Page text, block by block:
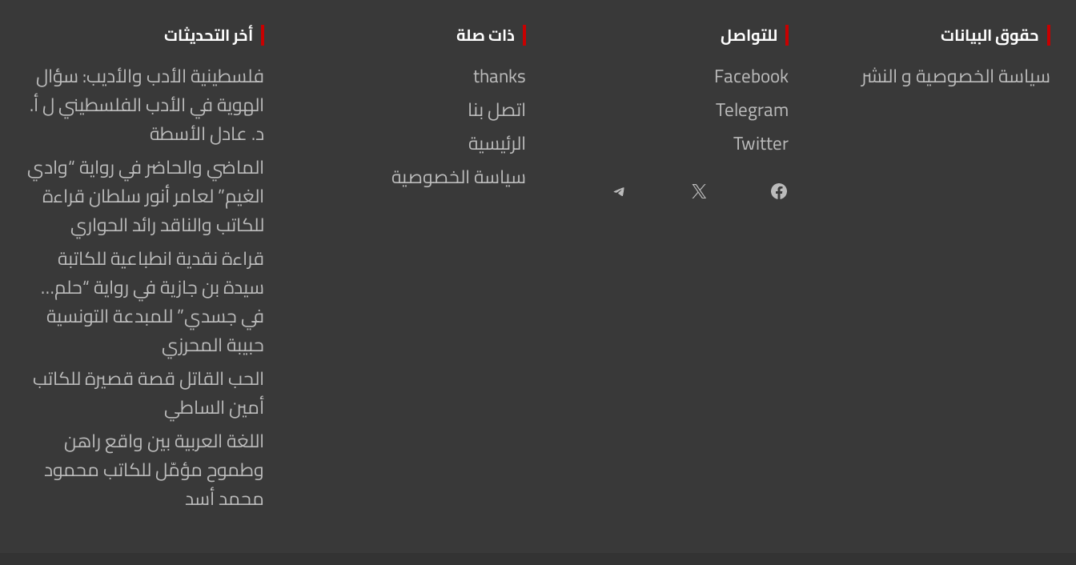
حقوق البيانات
سياسة الخصوصية و النشر
للتواصل
Facebook
Telegram
Twitter
Facebook
X
Telegram
ذات صلة
thanks
اتصل بنا
الرئيسية
سياسة الخصوصية
أخر التحديثات
فلسطينية الأدب والأديب: سؤال
الهوية في الأدب الفلسطيني ل أ.
د. عادل الأسطة
الماضي والحاضر في رواية “وادي
الغيم” لعامر أنور سلطان قراءة
للكاتب والناقد رائد الحواري
قراءة نقدية انطباعية للكاتبة
سيدة بن جازية في رواية “حلم…
في جسدي” للمبدعة التونسية
حبيبة المحرزي
الحب القاتل قصة قصيرة للكاتب
أمين الساطي
اللغة العربية بين واقع راهن
وطموح مؤمّل للكاتب محمود
محمد أسد